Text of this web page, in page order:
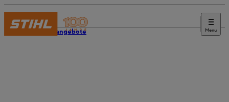
Menu
Stellenangebote